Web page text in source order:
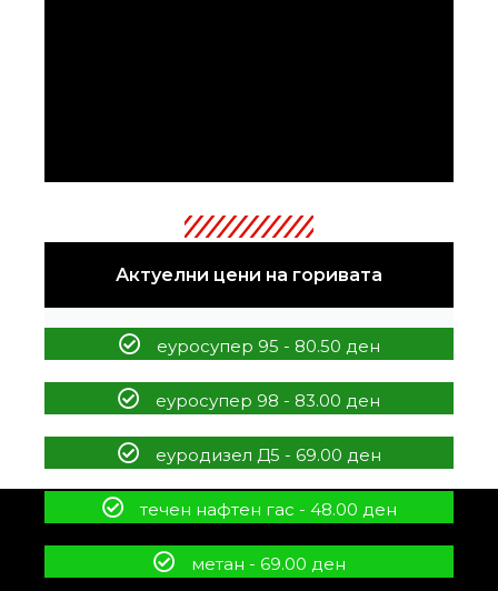
Актуелни цени на горивата
еуросупер 95 - 80.50 ден
еуросупер 98 - 83.00 ден
еуродизел Д5 - 69.00 ден
течен нафтен гас - 48.00 ден
метан - 69.00 ден